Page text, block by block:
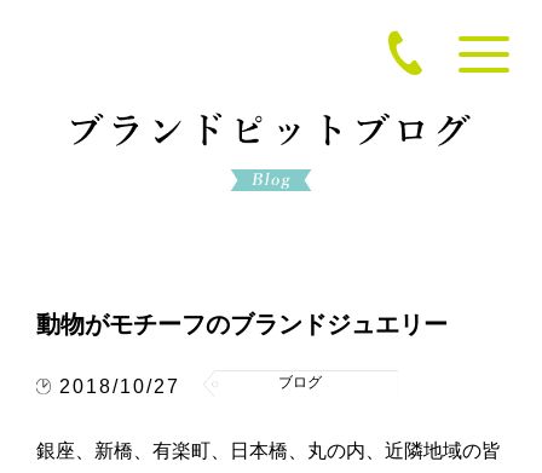
動物がモチーフのブランドジュエリー
2018/10/27 ブログ
銀座、新橋、有楽町、日本橋、丸の内、近隣地域の皆